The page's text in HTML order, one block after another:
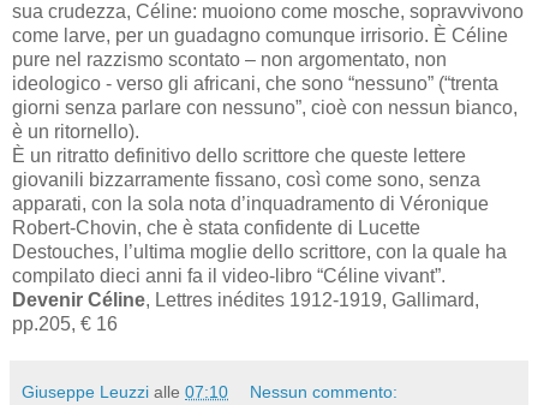
sua crudezza, Céline: muoiono come mosche, sopravvivono
come larve, per un guadagno comunque irrisorio. È Céline
pure nel razzismo scontato – non argomentato, non
ideologico - verso gli africani, che sono “nessuno” (“trenta
giorni senza parlare con nessuno”, cioè con nessun bianco,
è un ritornello).
È un ritratto definitivo dello scrittore che queste lettere
giovanili bizzarramente fissano, così come sono, senza
apparati, con la sola nota d’inquadramento di Véronique
Robert-Chovin, che è stata confidente di Lucette
Destouches, l’ultima moglie dello scrittore, con la quale ha
compilato dieci anni fa il video-libro “Céline vivant”.
Devenir Céline, Lettres inédites 1912-1919, Gallimard,
pp.205, € 16
Giuseppe Leuzzi alle 07:10 Nessun commento: